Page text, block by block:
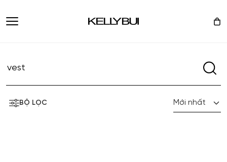
BỘ LỌC Mới nhất